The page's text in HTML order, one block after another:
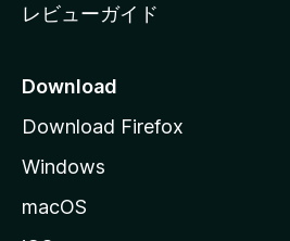
レビューガイド
Download
Download Firefox
Windows
macOS